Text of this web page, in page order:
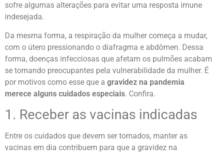
sofre algumas alterações para evitar uma resposta imune
indesejada.
Da mesma forma, a respiração da mulher começa a mudar,
com o útero pressionando o diafragma e abdômen. Dessa
forma, doenças infecciosas que afetam os pulmões acabam
se tornando preocupantes pela vulnerabilidade da mulher. É
por motivos como esse que a gravidez na pandemia
merece alguns cuidados especiais. Confira.
1. Receber as vacinas indicadas
Entre os cuidados que devem ser tomados, manter as
vacinas em dia contribuem para que a gravidez na